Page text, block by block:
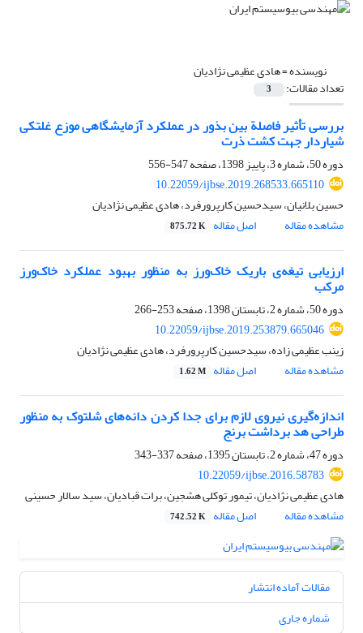
نویسنده =هادی عظیمی نژادیان
تعداد مقالات: 3
بررسی تأثیر فاصلة بین بذور در عملکرد آزمایشگاهی موزع غلتکی
شیاردار جهت کشت ذرت
دوره 50، شماره 3، پاییز 1398، صفحه
547-556
10.22059/ijbse.2019.268533.665110
حسین بلانیان، سیدحسین کارپرورفرد، هادی عظیمی نژادیان
مشاهده مقاله
اصل مقاله 875.72 K
ارزیابی تیغه‌ی باریک خاک‌ورز به منظور بهبود عملکرد خاک‌ورز
مرکب
دوره 50، شماره 2، تابستان 1398، صفحه
253-266
10.22059/ijbse.2019.253879.665046
زینب عظیمی زاده، سیدحسین کارپرورفرد، هادی عظیمی نژادیان
مشاهده مقاله
اصل مقاله 1.62 M
اندازه‌گیری نیروی لازم برای جدا کردن دانه‌های شلتوک به منظور
طراحی هد برداشت برنج
دوره 47، شماره 2، تابستان 1395، صفحه
337-343
10.22059/ijbse.2016.58783
هادی عظیمی نژادیان، تیمور توکلی هشجین، برات قبادیان، سید سالار حسینی
مشاهده مقاله
اصل مقاله 742.52 K
مقالات آماده انتشار
شماره جاری